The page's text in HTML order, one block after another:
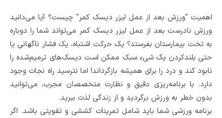
اهمیت "ورزش بعد از عمل لیزر دیسک کمر" چیست؟ آیا می‌دانید
ورزش نادرست بعد از عمل لیزر دیسک کمر می‌تواند شما را دوباره
به تخت بیمارستان بفرستد؟ یک حرکت اشتباه، یک فشار ناگهانی یا
حتی بلندکردن یک شیء سبک ممکن است دیسک‌های ترمیم‌شده را
نابود کند و درد را برای همیشه بازگرداند! اما نترسید راه نجات وجود
دارد. با برنامه‌ریزی دقیق و نظارت متخصصان مجرب، می‌توانید
بدون خطر به ورزش برگردید و از زندگی لذت ببرید.
برنامه ورزشی شما باید شامل تمرینات کششی و تقویتی باشد. اگر